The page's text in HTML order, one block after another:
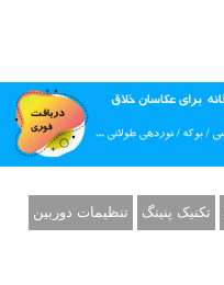
تکنیک پنینگ تنظیمات دوربین